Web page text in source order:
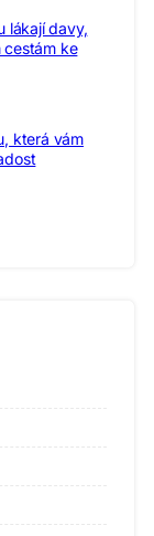
lákají davy,
cestám ke
která vám